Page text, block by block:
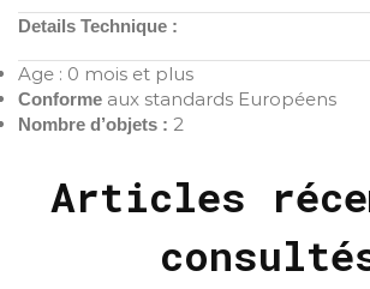
Details Technique :
Age : 0 mois et plus
Conforme aux standards Européens
Nombre d’objets : 2
Articles